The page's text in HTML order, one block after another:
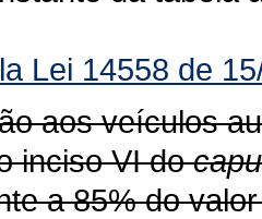
Lei 14558 de
aos veículos
inciso VI do
a 85% do